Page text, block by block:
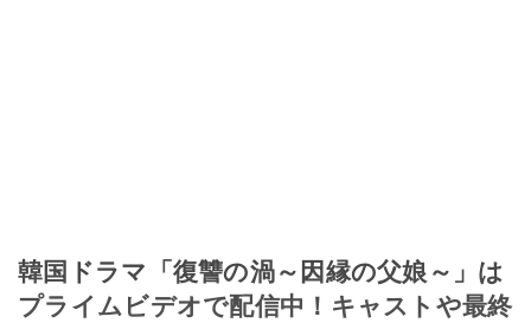
韓国ドラマ「復讐の渦～因縁の父娘～」は
プライムビデオで配信中！キャストや最終